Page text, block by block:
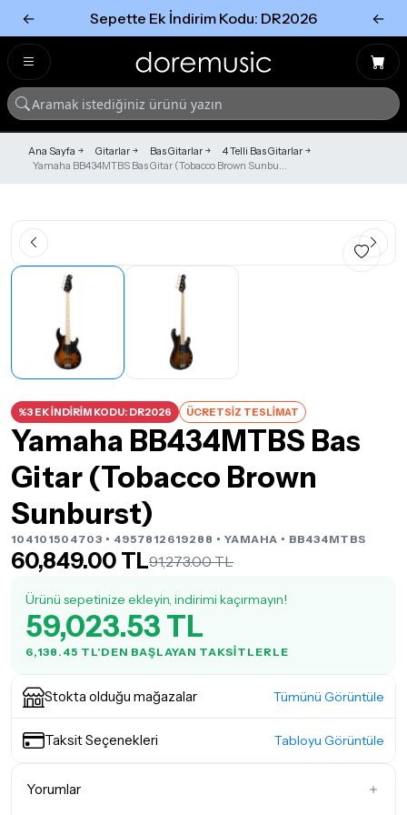
← Sepette Ek İndirim Kodu: DR2026 ←
Ana Sayfa Gitarlar Bas Gitarlar
4 Telli Bas Gitarlar
Yamaha BB434MTBS Bas Gitar (Tobacco Brown Sunbu...
%3 EK İNDİRİM KODU: DR2026 ÜCRETSİZ TESLİMAT
Yamaha BB434MTBS Bas
Gitar (Tobacco Brown
Sunburst)
104101504703 • 4957812619288 • YAMAHA • BB434MTBS
60,849.00 TL91,273.00 TL
Ürünü sepetinize ekleyin, indirimi kaçırmayın!
59,023.53 TL
6,138.45 TL'DEN BAŞLAYAN TAKSITLERLE
Stokta olduğu mağazalar Tümünü Görüntüle
Taksit Seçenekleri Tabloyu Görüntüle
Yorumlar
Tümünü Gör
Tümünü gör